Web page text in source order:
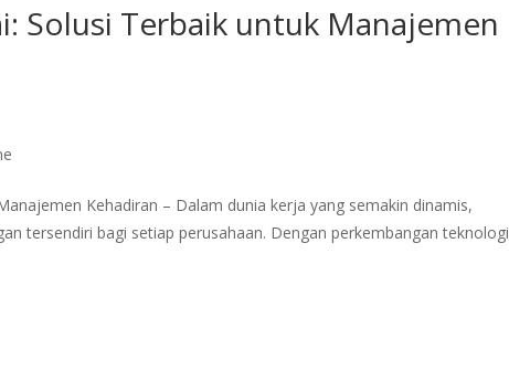
Solusi Terbaik untuk Manajemen
Kehadiran – Dalam dunia kerja yang semakin dinamis,
tersendiri bagi setiap perusahaan. Dengan perkembangan teknologi